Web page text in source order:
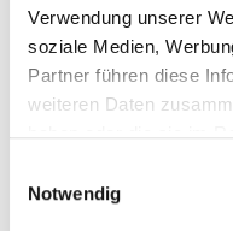
Verwendung unserer
soziale Medien,
Partner führen diese
weiteren Daten
haben oder die sie im
Notwendig